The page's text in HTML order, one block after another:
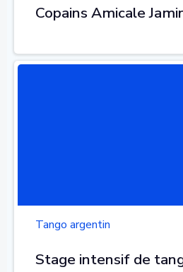
Copains Amicale
Tango argentin
Stage intensif de